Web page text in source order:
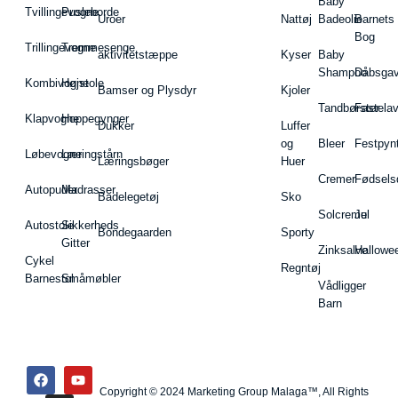
Tvillingevogne
Trillingevogne
Kombivogne
Klapvogne
Løbevogne
Autopuder
Autostole
Cykel
Barnestol
Pusleborde
Tremmesenge
Højstole
Hoppegynger
Læringstårn
Madrasser
Sikkerheds
Gitter
Småmøbler
Uroer
aktivitetstæppe
Bamser og Plysdyr
Dukker
Læringsbøger
Badelegetøj
Bondegaarden
Nattøj
Kyser
Kjoler
Luffer
og
Huer
Sko
Sporty
Regntøj
Badeolie
Baby
Shampoo
Tandbørster
Bleer
Cremer
Solcreme
Zinksalve
Vådligger
Barn
Barnets
Bog
Jul
Copyright © 2024 Marketing Group Malaga™, All Rights